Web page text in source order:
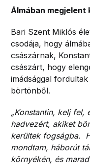
Álmában
Bari Szent Miklós
csodája, hogy
császárnak,
császárt, hogy
imádsággal
börtönből.
„Konstantin, kelj fel,
hadvezért, akiket
kerültek fogságba.
mondtam, háborút
környékén, és